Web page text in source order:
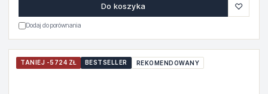
Do koszyka ♡
Dodaj do porównania
TANIEJ -5724 ZŁ BESTSELLER REKOMENDOWANY